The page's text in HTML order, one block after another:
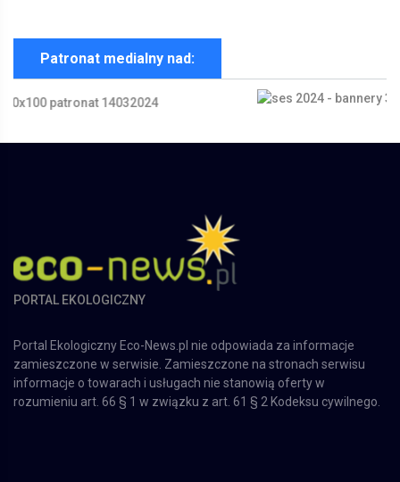
Patronat medialny nad:
PORTAL EKOLOGICZNY
zamieszczone w serwisie. Zamieszczone na stronach serwisu
informacje o towarach i usługach nie stanowią oferty w
rozumieniu art. 66 § 1 w związku z art. 61 § 2 Kodeksu cywilnego.